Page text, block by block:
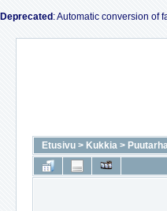
Deprecated : Automatic conversion of
Etusivu > Kukkia >